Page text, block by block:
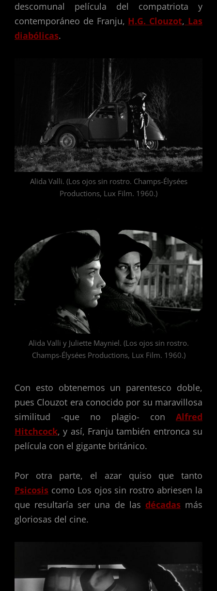
descomunal película del compatriota y
contemporáneo de Franju, H.G. Clouzot, Las
diabólicas.
Alida Valli. (Los ojos sin rostro. Champs-Élysées
Productions, Lux Film. 1960.)
Alida Valli y Juliette Mayniel. (Los ojos sin rostro.
Champs-Élysées Productions, Lux Film. 1960.)
Con esto obtenemos un parentesco doble,
pues Clouzot era conocido por su maravillosa
similitud -que no plagio- con Alfred
Hitchcock, y así, Franju también entronca su
película con el gigante británico.
Por otra parte, el azar quiso que tanto
Psicosis como Los ojos sin rostro abriesen la
que resultaría ser una de las décadasmás
gloriosas del cine.